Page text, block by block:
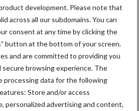
development. Please note that
across all our subdomains. You can
consent at any time by clicking the
button at the bottom of your screen.
and are committed to providing you
browsing experience. The
processing data for the following
Store and/or access
personalized advertising and content,
over het land gezien) groeit de